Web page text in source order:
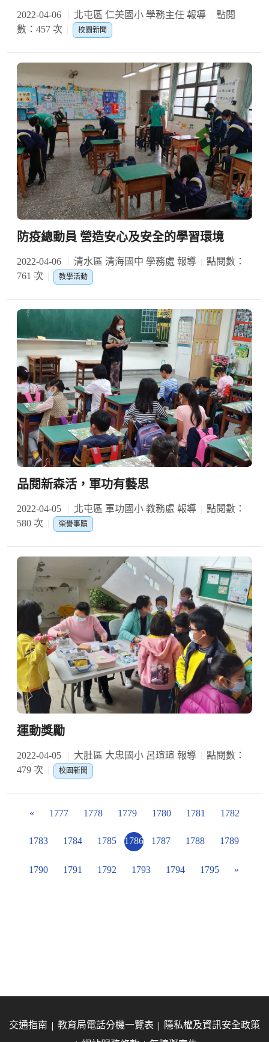
2022-04-06 北屯區 仁美國小 學務主任 報導
點閱
數：457 次
校園新聞
防疫總動員 營造安心及安全的學習環境
2022-04-06 清水區 清海國中 學務處 報導
點閱數：
761 次
教學活動
品閱新森活，軍功有藝思
2022-04-05 北屯區 軍功國小 教務處 報導
點閱數：
580 次
榮譽事蹟
運動獎勵
2022-04-05 大肚區 大忠國小 呂瑄瑄 報導
點閱數：
479 次
校園新聞
« 1777 1778 1779 1780 1781 1782
1783 1784 1785 1786 1787 1788 1789
1790 1791 1792 1793 1794 1795 »
交通指南 教育局電話分機一覽表
隱私權及資訊安全政策